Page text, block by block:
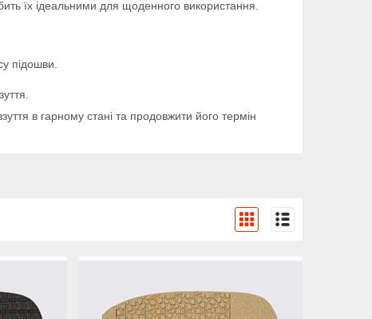
їх ідеальними для щоденного використання.
підошви.
в гарному стані та продовжити його термін